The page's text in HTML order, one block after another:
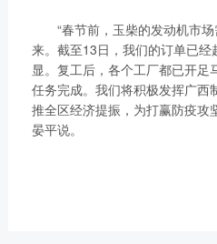
“春节前，玉柴的发动机市场
来。截至13日，我们的订单已
显。复工后，各个工厂都已开足
任务完成。我们将积极发挥广西
推全区经济提振，为打赢防疫攻
晏平说。